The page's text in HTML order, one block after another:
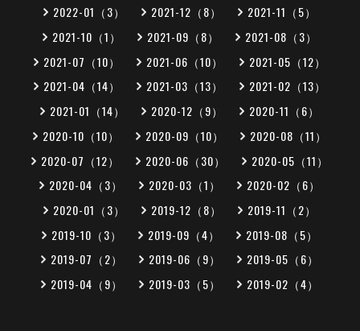
2022-01（3）
2021-12（8）
2021-11（5）
2021-10（1）
2021-09（8）
2021-08（3）
2021-07（10）
2021-06（10）
2021-05（12）
2021-04（14）
2021-03（13）
2021-02（13）
2021-01（14）
2020-12（9）
2020-11（6）
2020-10（10）
2020-09（10）
2020-08（11）
2020-07（12）
2020-06（30）
2020-05（11）
2020-04（3）
2020-03（1）
2020-02（6）
2020-01（3）
2019-12（8）
2019-11（2）
2019-10（3）
2019-09（4）
2019-08（5）
2019-07（2）
2019-06（9）
2019-05（6）
2019-04（9）
2019-03（5） 2019-02（4）